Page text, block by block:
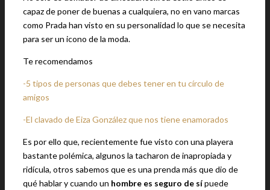
capaz de poner de buenas a cualquiera, no en vano marcas
como Prada han visto en su personalidad lo que se necesita
para ser un icono de la moda.
Te recomendamos
-5 tipos de personas que debes tener en tu círculo de
amigos
-El clavado de Eiza González que nos tiene enamorados
Es por ello que, recientemente fue visto con una playera
bastante polémica, algunos la tacharon de inapropiada y
ridícula, otros sabemos que es una prenda más que dio de
qué hablar y cuando un hombre es seguro de sípuede